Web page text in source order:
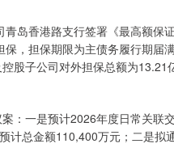
岛香港路支行签署《最高额保
，担保期限为主债务履行期届
股子公司对外担保总额为13.21
：一是预计2026年度日常关联
计总金额110,400万元；二是拟